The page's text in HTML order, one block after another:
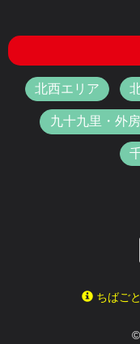
北西エリア
九十九里・外
ちばご